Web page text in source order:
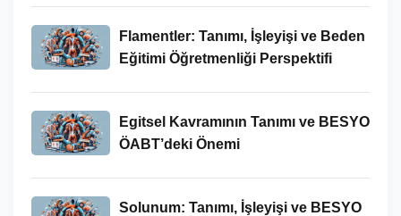
Flamentler: Tanımı, İşleyişi ve Beden
Eğitimi Öğretmenliği Perspektifi
Egitsel Kavramının Tanımı ve BESYO
ÖABT’deki Önemi
Solunum: Tanımı, İşleyişi ve BESYO